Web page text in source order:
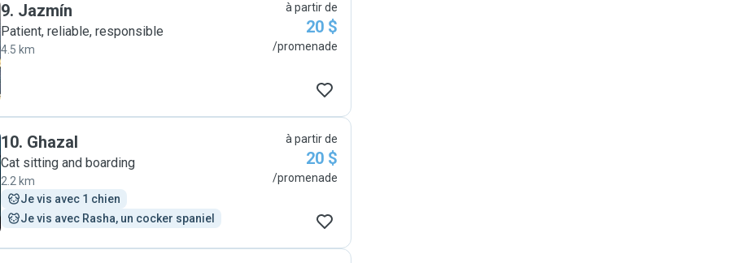
9. Jazmín
Patient, reliable, responsible
4.5 km
à partir de
20 $
/promenade
10. Ghazal
Cat sitting and boarding
2.2 km
Je vis avec 1 chien
Je vis avec Rasha, un cocker spaniel
à partir de
20 $
/promenade